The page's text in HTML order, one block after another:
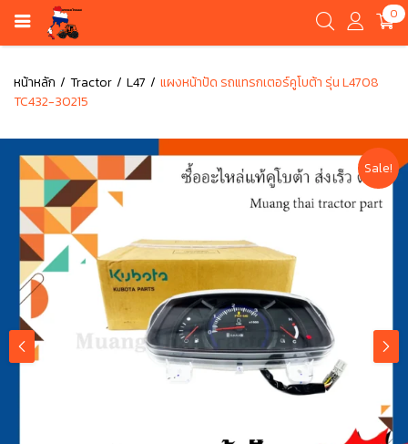
0
หน้าหลัก Tractor L47
แผงหน้าปัด รถแทรกเตอร์คูโบต้า รุ่น L4708
TC432-30215
Sale!